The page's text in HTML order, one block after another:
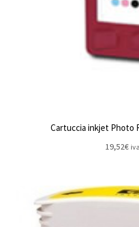
Cartuccia inkjet Photo
19,52€